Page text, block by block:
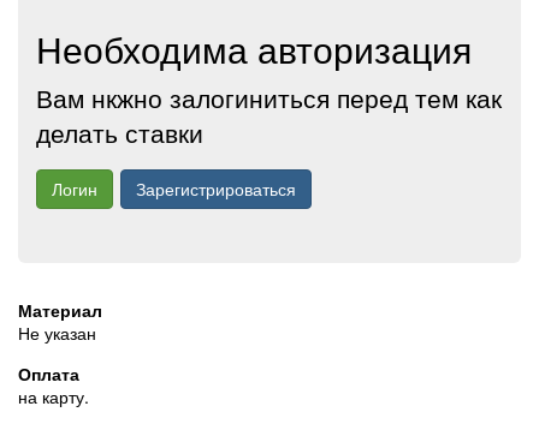
Необходима авторизация
Вам нкжно залогиниться перед тем как
делать ставки
Логин Зарегистрироваться
Материал
Не указан
Оплата
на карту.